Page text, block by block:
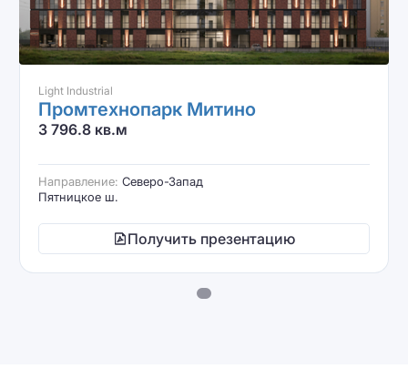
Light Industrial
Промтехнопарк Митино
3 796.8 кв.м
Направление: Северо-Запад
Пятницкое ш.
Получить презентацию